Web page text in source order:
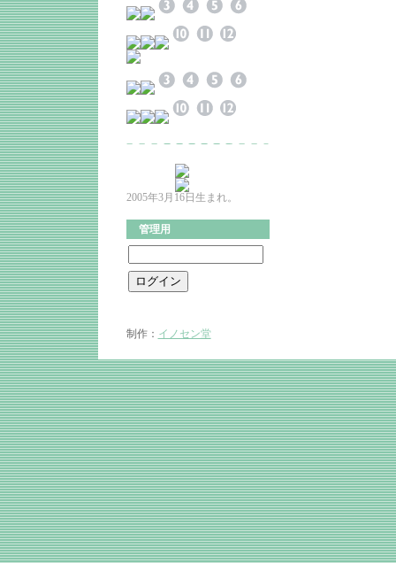
2005年3月16日生まれ。
管理用
制作： イノセン堂